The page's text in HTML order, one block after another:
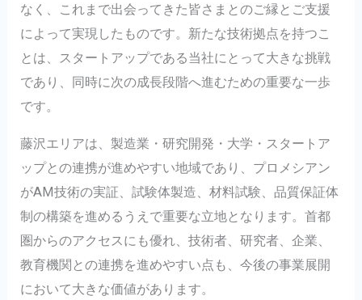
なく、これまで出会ってきた皆さまとのご縁とご支援
によって実現したものです。新たな技術拠点を持つこ
とは、スタートアップである当社にとって大きな挑戦
であり、同時に次の成長段階へ進むための重要な一歩
です。
藤沢エリアは、製造業・研究開発・大学・スタートア
ップとの連携が進めやすい地域であり、プロメシアン
がAM技術の実証、試験体製造、材料試験、品質保証体
制の構築を進めるうえで重要な立地となります。首都
圏からのアクセスにも優れ、技術者、研究者、企業、
教育機関との連携を進めやすい点も、今後の事業展開
において大きな価値があります。